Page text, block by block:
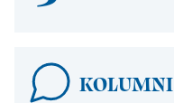
KOLUMNI